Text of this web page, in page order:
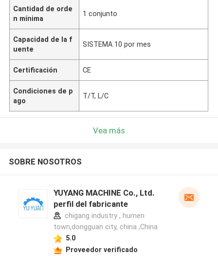
Cantidad de orde
n mínima
1 conjunto
Capacidad de la f
uente
SISTEMA 10 por mes
Certificación CE
Condiciones de p
ago
T/T, L/C
Vea más
SOBRE NOSOTROS
YUYANG MACHINE Co., Ltd.
perfil del fabricante
chigang industry , humen
town,dongguan city, china ,China
5.0
Proveedor verificado